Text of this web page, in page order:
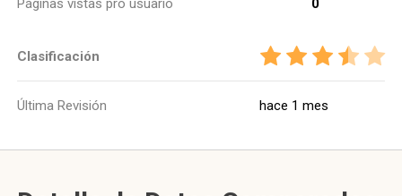
Páginas vistas pro usuario
0
Clasificación
Última Revisión hace 1 mes